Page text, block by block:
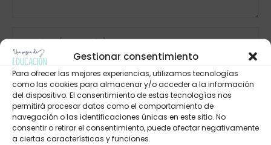
Gestionar consentimiento
Para ofrecer las mejores experiencias, utilizamos tecnologías
como las cookies para almacenar y/o acceder a la información
del dispositivo. El consentimiento de estas tecnologías nos
permitirá procesar datos como el comportamiento de
navegación o las identificaciones únicas en este sitio. No
consentir o retirar el consentimiento, puede afectar negativamente
a ciertas características y funciones.